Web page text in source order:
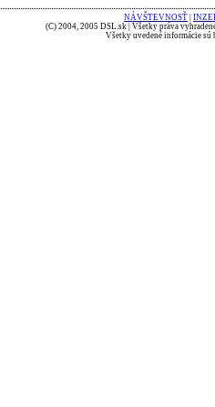
NÁVŠTEVNOSŤ
(C) 2004, 2005 DSL.sk | Všetky práva
Všetky uvedené informácie sú